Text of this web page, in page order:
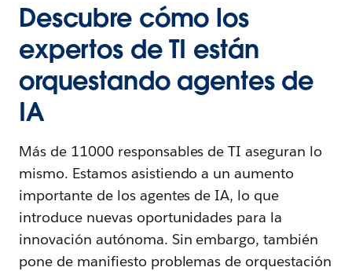
Descubre cómo los
expertos de TI están
orquestando agentes de
IA
Más de 11000 responsables de TI aseguran lo
mismo. Estamos asistiendo a un aumento
importante de los agentes de IA, lo que
introduce nuevas oportunidades para la
innovación autónoma. Sin embargo, también
pone de manifiesto problemas de orquestación